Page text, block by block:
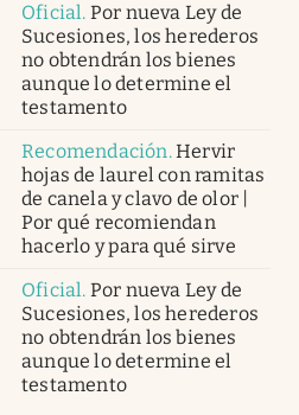
Oficial. Por nueva Ley de
Sucesiones, los herederos
no obtendrán los bienes
aunque lo determine el
testamento
Recomendación.Hervir
hojas de laurel con ramitas
de canela y clavo de olor |
Por qué recomiendan
hacerlo y para qué sirve
Oficial. Por nueva Ley de
Sucesiones, los herederos
no obtendrán los bienes
aunque lo determine el
testamento